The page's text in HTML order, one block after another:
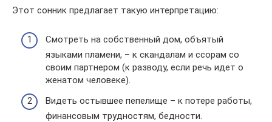
Этот сонник предлагает такую интерпретацию:
Смотреть на собственный дом, объятый
языками пламени, – к скандалам и ссорам со
своим партнером (к разводу, если речь идет о
женатом человеке).
Видеть остывшее пепелище – к потере работы,
финансовым трудностям, бедности.